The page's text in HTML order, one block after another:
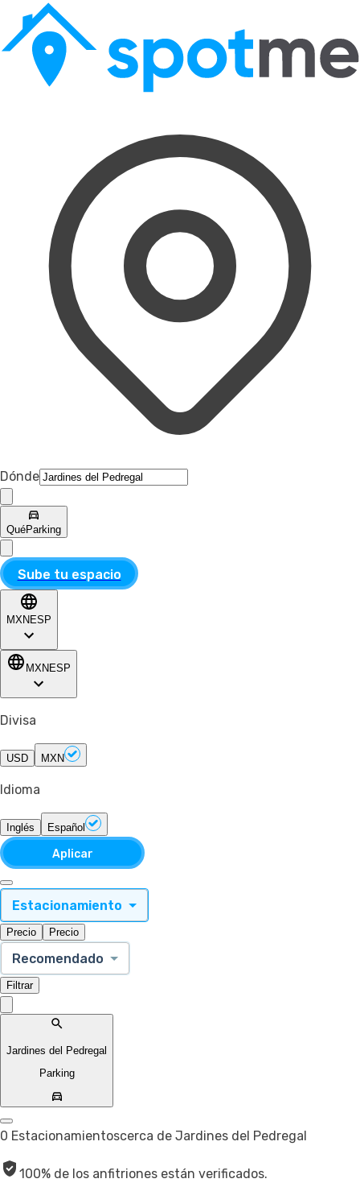
Dónde
QuéParking
Sube tu espacio
MXN ESP
MXN ESP
Divisa
USD MXN
Idioma
Inglés Español
Aplicar
Estacionamiento
Precio Precio
Recomendado
Filtrar
Jardines del Pedregal
Parking
0 Estacionamientoscerca de Jardines del Pedregal
100% de los anfitriones están verificados.